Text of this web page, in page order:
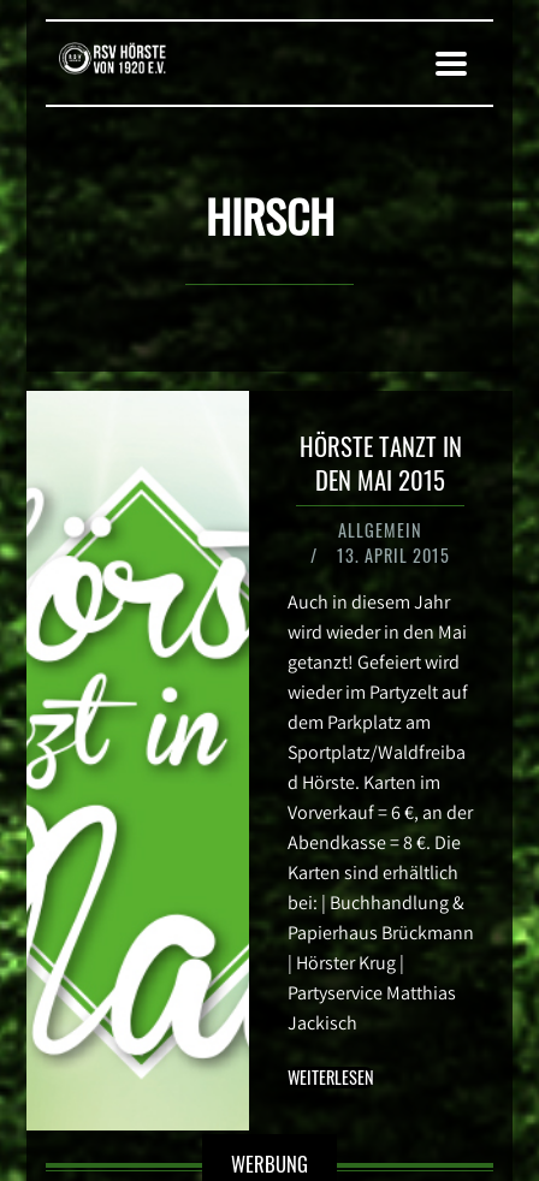
HIRSCH
HÖRSTE TANZT IN
DEN MAI 2015
ALLGEMEIN
/
13. APRIL 2015
Auch in diesem Jahr
wird wieder in den Mai
getanzt! Gefeiert wird
wieder im Partyzelt auf
dem Parkplatz am
Sportplatz/Waldfreiba
d Hörste. Karten im
Vorverkauf = 6 €, an der
Abendkasse = 8 €. Die
Karten sind erhältlich
bei: | Buchhandlung &
Papierhaus Brückmann
| Hörster Krug |
Partyservice Matthias
Jackisch
WEITERLESEN
WERBUNG